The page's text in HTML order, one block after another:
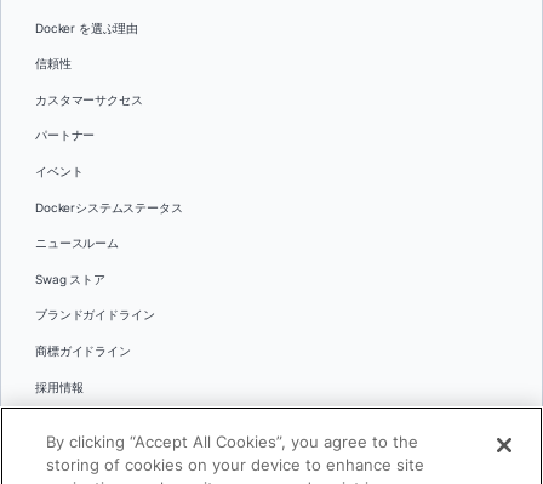
Docker を選ぶ理由
信頼性
カスタマーサクセス
パートナー
イベント
Dockerシステムステータス
ニュースルーム
Swag ストア
ブランドガイドライン
商標ガイドライン
採用情報
言語By clicking “Accept All Cookies”, you agree to the
storing of cookies on your device to enhance site